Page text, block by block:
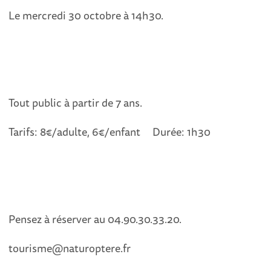
Le mercredi 30 octobre à 14h30.
Tout public à partir de 7 ans.
Tarifs: 8€/adulte, 6€/enfant Durée: 1h30
Pensez à réserver au 04.90.30.33.20.
tourisme@naturoptere.fr